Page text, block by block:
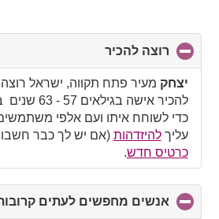
רוצה להכיר
to
collapse
contents
יצחק מעיר פתח תקווה, ישראל רוצה
להכיר אישה בגילאים 57 - 63 שנים באזור מרכז הארץ.
כדי לשוחח איתו ועם אלפי
עליךלהיזדהות (אם יש לך כבר
כרטיס חדש.
אנשים מחפשים לעתים